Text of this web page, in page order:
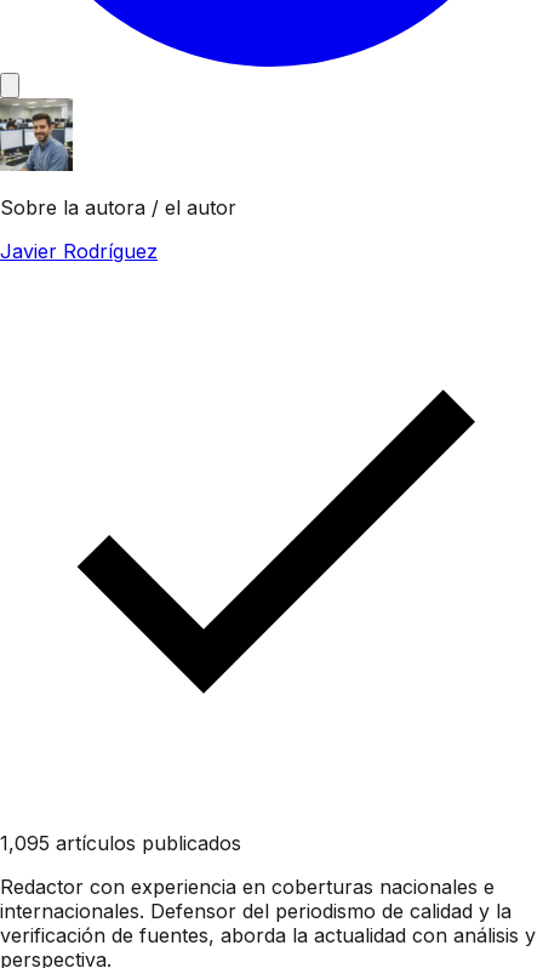
Sobre la autora / el autor
Javier Rodríguez
1,095 artículos publicados
Redactor con experiencia en coberturas nacionales e
internacionales. Defensor del periodismo de calidad y la
verificación de fuentes, aborda la actualidad con análisis y
perspectiva.